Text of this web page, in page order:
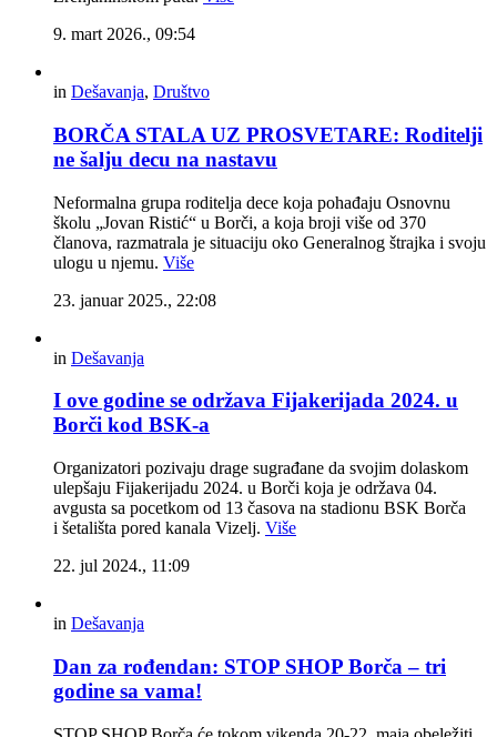
9. mart 2026., 09:54
in Dešavanja, Društvo
BORČA STALA UZ PROSVETARE: Roditelji
ne šalju decu na nastavu
Neformalna grupa roditelja dece koja pohađaju Osnovnu
školu „Jovan Ristić“ u Borči, a koja broji više od 370
članova, razmatrala je situaciju oko Generalnog štrajka i svoju
ulogu u njemu. Više
23. januar 2025., 22:08
in Dešavanja
I ove godine se održava Fijakerijada 2024. u
Borči kod BSK-a
Organizatori pozivaju drage sugrađane da svojim dolaskom
ulepšaju Fijakerijadu 2024. u Borči koja je održava 04.
avgusta sa pocetkom od 13 časova na stadionu BSK Borča
i šetališta pored kanala Vizelj. Više
22. jul 2024., 11:09
in Dešavanja
Dan za rođendan: STOP SHOP Borča – tri
godine sa vama!